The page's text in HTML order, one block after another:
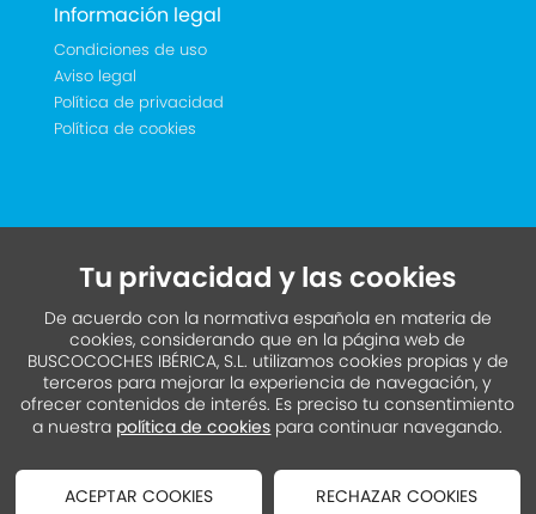
Información legal
Condiciones de uso
Aviso legal
Política de privacidad
Política de cookies
Tu privacidad y las cookies
De acuerdo con la normativa española en materia de
cookies, considerando que en la página web de
BUSCOCOCHES IBÉRICA, S.L. utilizamos cookies propias y de
terceros para mejorar la experiencia de navegación, y
ofrecer contenidos de interés. Es preciso tu consentimiento
a nuestra política de cookies para continuar navegando.
ACEPTAR COOKIES RECHAZAR COOKIES